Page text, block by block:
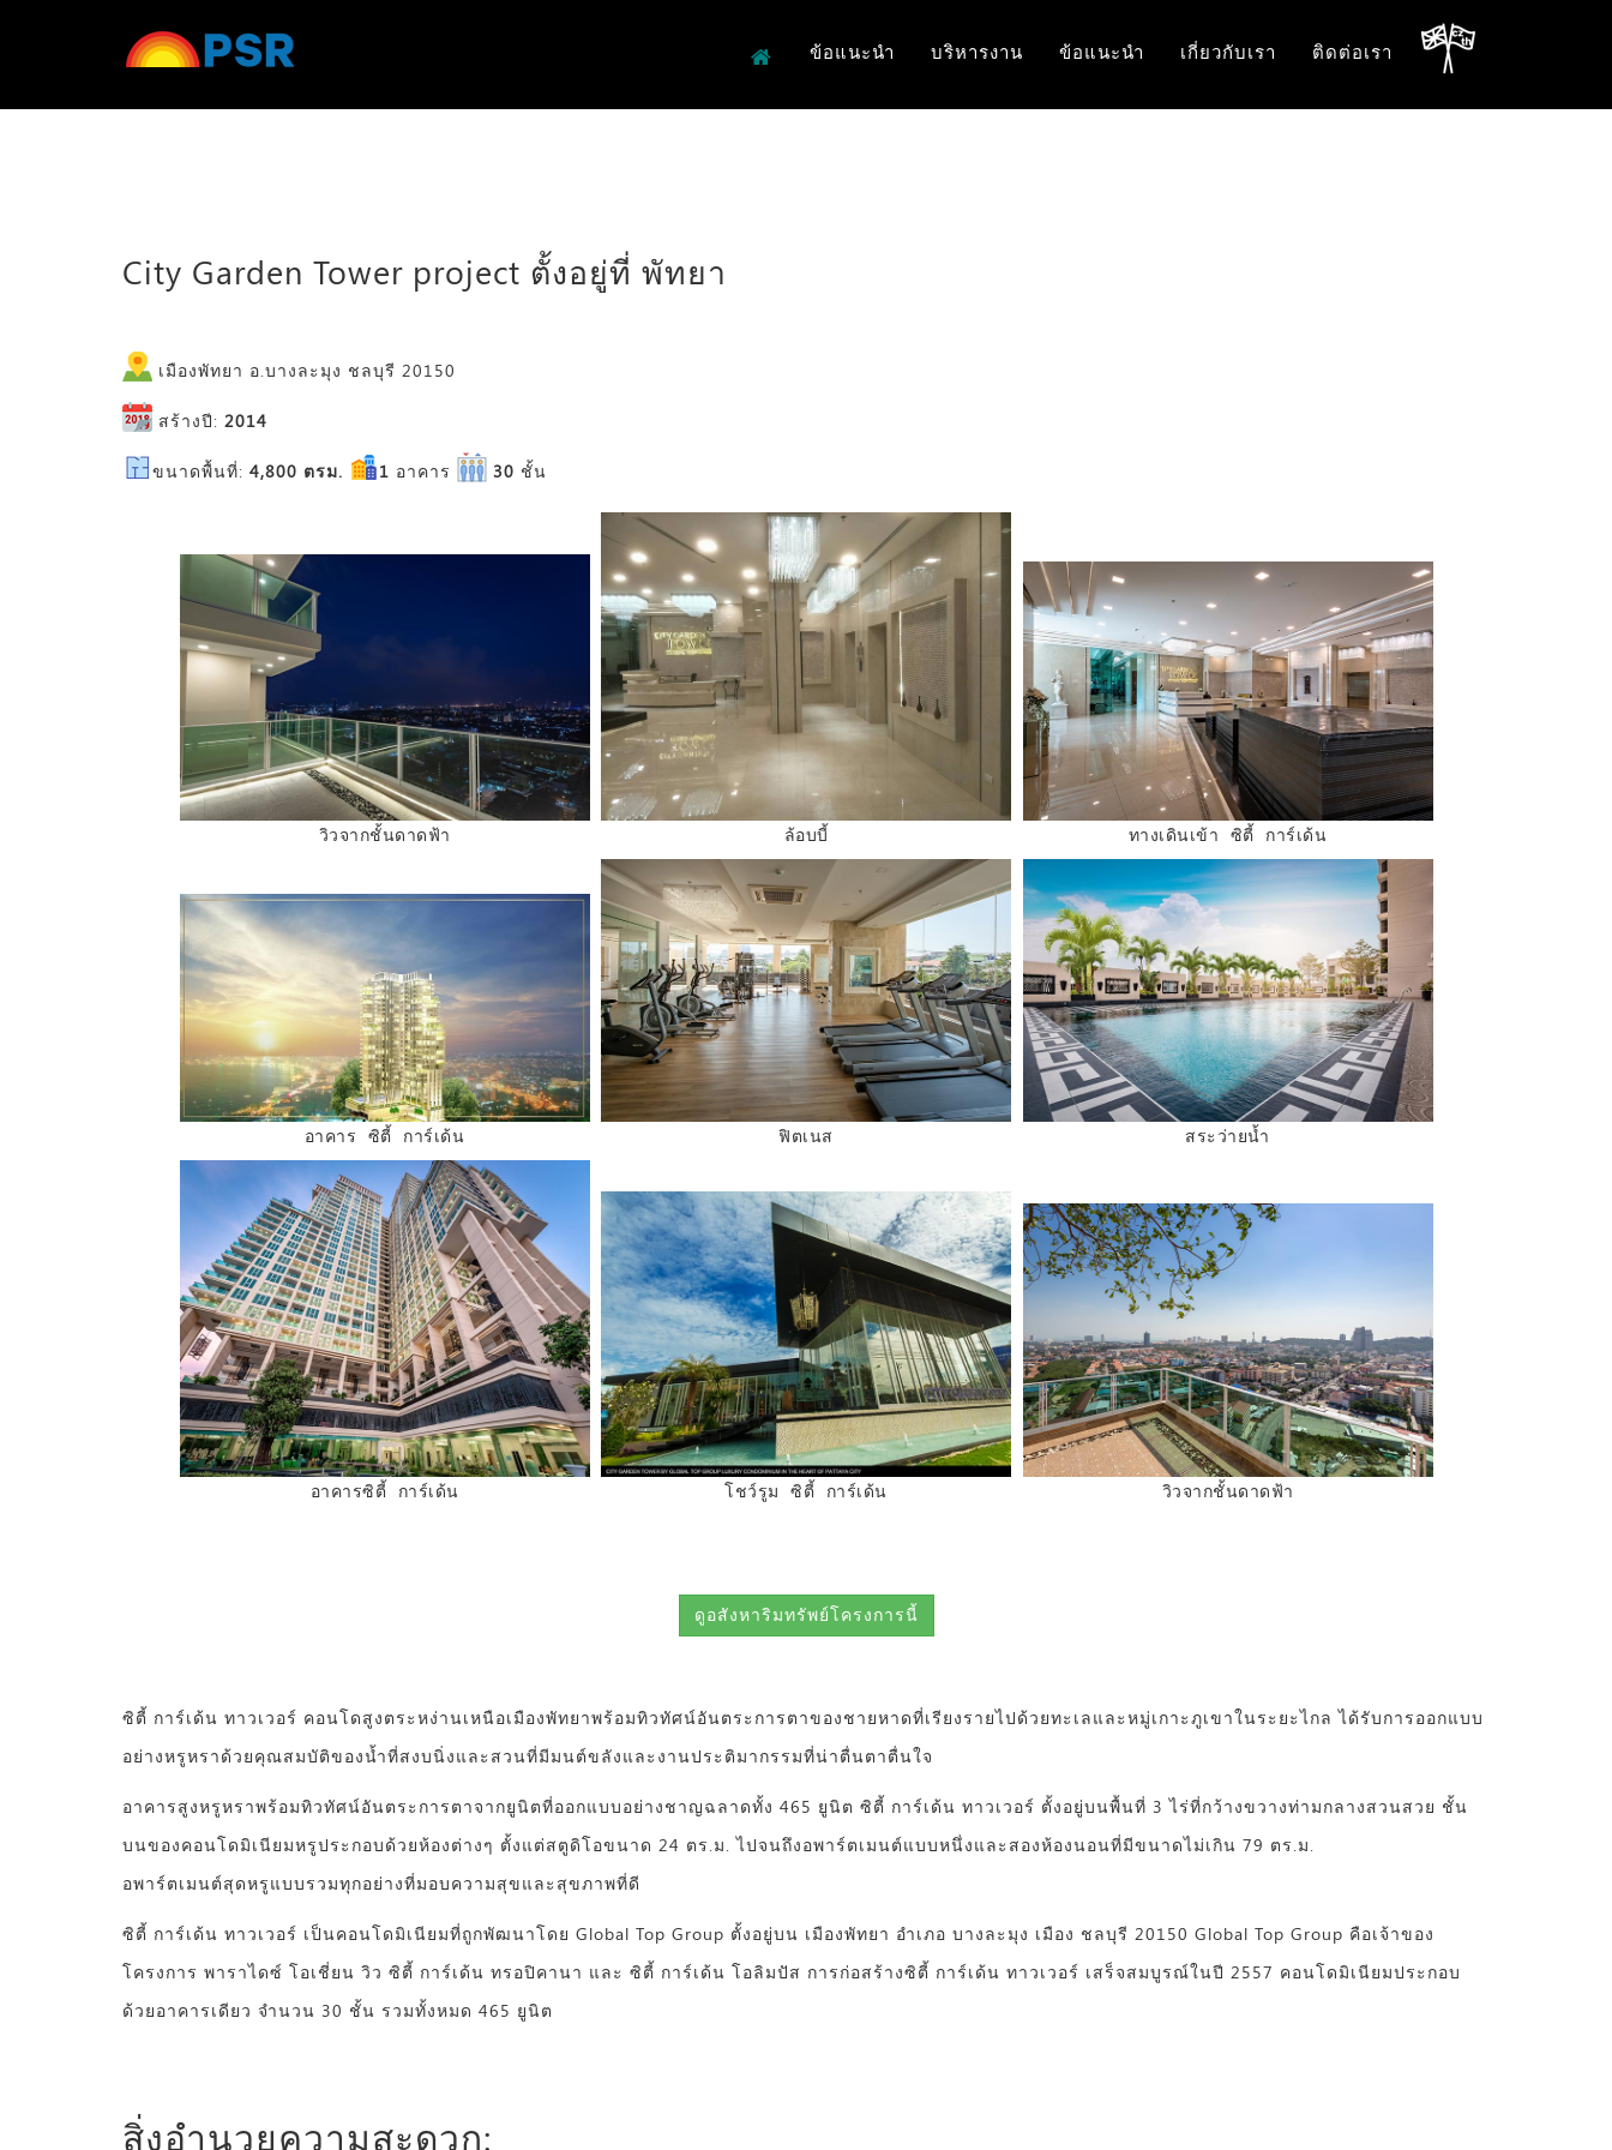
ข้อแนะนำ บริหารงาน ข้อแนะนำ เกี่ยวกับเรา ติดต่อเรา
City Garden Tower project ตั้งอยู่ที่ พัทยา
เมืองพัทยา อ.บางละมุง ชลบุรี 20150
สร้างปี: 2014
ขนาดพื้นที่: 4,800 ตรม. 1 อาคาร 30 ชั้น
วิวจากชั้นดาดฟ้า ล้อบบี้ ทางเดินเข้า ซิตี้ การ์เด้น
อาคาร ซิตี้ การ์เด้น ฟิตเนส สระว่ายน้ำ
อาคารซิตี้ การ์เด้น โชว์รูม ซิตี้ การ์เด้น วิวจากชั้นดาดฟ้า
ดูอสังหาริมทรัพย์โครงการนี้
ซิตี้ การ์เด้น ทาวเวอร์ คอนโดสูงตระหง่านเหนือเมืองพัทยาพร้อมทิวทัศน์อันตระการตาของชายหาดที่เรียงรายไปด้วยทะเลและหมู่เกาะภูเขาในระยะไกล ได้รับการออกแบบ
อย่างหรูหราด้วยคุณสมบัติของน้ำที่สงบนิ่งและสวนที่มีมนต์ขลังและงานประติมากรรมที่น่าตื่นตาตื่นใจ
อาคารสูงหรูหราพร้อมทิวทัศน์อันตระการตาจากยูนิตที่ออกแบบอย่างชาญฉลาดทั้ง 465 ยูนิต ซิตี้ การ์เด้น ทาวเวอร์ ตั้งอยู่บนพื้นที่ 3 ไร่ที่กว้างขวางท่ามกลางสวนสวย ชั้น
บนของคอนโดมิเนียมหรูประกอบด้วยห้องต่างๆ ตั้งแต่สตูดิโอขนาด 24 ตร.ม. ไปจนถึงอพาร์ตเมนต์แบบหนึ่งและสองห้องนอนที่มีขนาดไม่เกิน 79 ตร.ม.
อพาร์ตเมนต์สุดหรูแบบรวมทุกอย่างที่มอบความสุขและสุขภาพที่ดี
ซิตี้ การ์เด้น ทาวเวอร์ เป็นคอนโดมิเนียมที่ถูกพัฒนาโดย Global Top Group ตั้งอยู่บน เมืองพัทยา อำเภอ บางละมุง เมือง ชลบุรี 20150 Global Top Group คือเจ้าของ
โครงการ พาราไดซ์ โอเชี่ยน วิว ซิตี้ การ์เด้น ทรอปิคานา และ ซิตี้ การ์เด้น โอลิมปัส การก่อสร้างซิตี้ การ์เด้น ทาวเวอร์ เสร็จสมบูรณ์ในปี 2557 คอนโดมิเนียมประกอบ
ด้วยอาคารเดียว จำนวน 30 ชั้น รวมทั้งหมด 465 ยูนิต
สิ่งอำนวยความสะดวก: